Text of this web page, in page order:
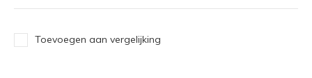
Toevoegen aan vergelijking